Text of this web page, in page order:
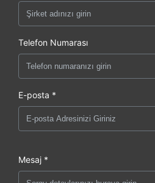
Telefon Numarası
E-posta *
Mesaj *